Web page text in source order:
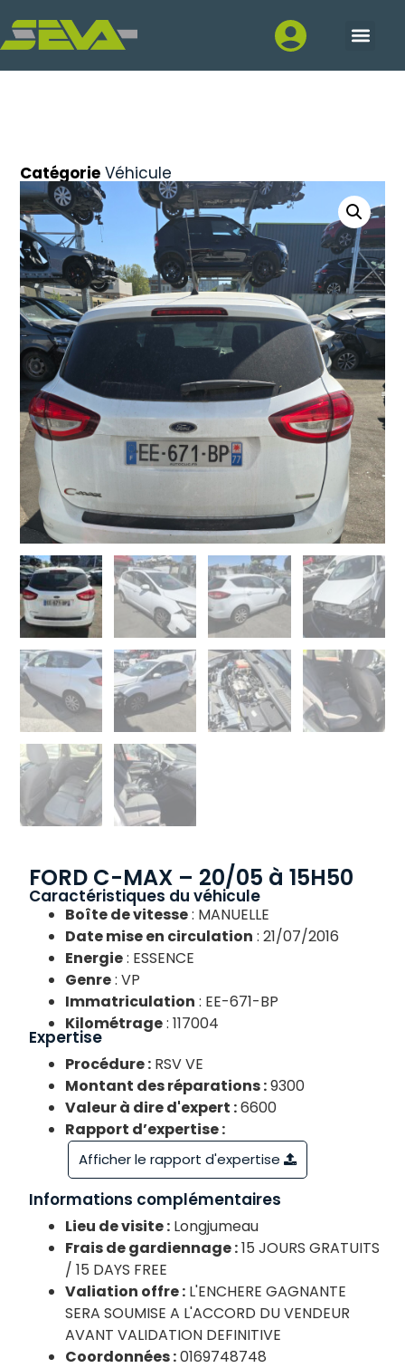
Catégorie Véhicule
FORD C-MAX – 20/05 à 15H50
Caractéristiques du véhicule
Boîte de vitesse: MANUELLE
Date mise en circulation : 21/07/2016
Energie: ESSENCE
Genre: VP
Immatriculation : EE-671-BP
Kilométrage: 117004
Expertise
Procédure : RSV VE
Montant des réparations :9300
Valeur à dire d'expert :6600
Rapport d’expertise :
Afficher le rapport d'expertise
Informations complémentaires
Lieu de visite : Longjumeau
Frais de gardiennage :15 JOURS GRATUITS
/ 15 DAYS FREE
Valiation offre : L'ENCHERE GAGNANTE
SERA SOUMISE A L'ACCORD DU VENDEUR
AVANT VALIDATION DEFINITIVE
Coordonnées :0169748748